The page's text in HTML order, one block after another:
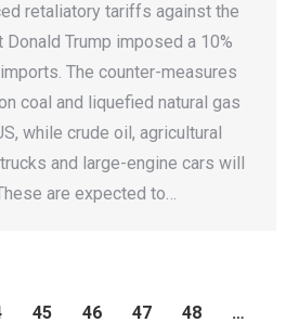
retaliatory tariffs against the
Trump imposed a 10%
The counter-measures
coal and liquefied natural gas
while crude oil, agricultural
and large-engine cars will
are expected to…
45 46 47 48 …